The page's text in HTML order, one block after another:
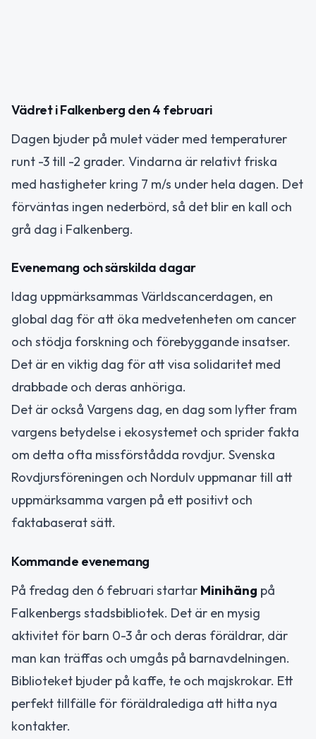
Vädret i Falkenberg den 4 februari
Dagen bjuder på mulet väder med temperaturer
runt -3 till -2 grader. Vindarna är relativt friska
med hastigheter kring 7 m/s under hela dagen. Det
förväntas ingen nederbörd, så det blir en kall och
grå dag i Falkenberg.
Evenemang och särskilda dagar
Idag uppmärksammas Världscancerdagen, en
global dag för att öka medvetenheten om cancer
och stödja forskning och förebyggande insatser.
Det är en viktig dag för att visa solidaritet med
drabbade och deras anhöriga.
Det är också Vargens dag, en dag som lyfter fram
vargens betydelse i ekosystemet och sprider fakta
om detta ofta missförstådda rovdjur. Svenska
Rovdjursföreningen och Nordulv uppmanar till att
uppmärksamma vargen på ett positivt och
faktabaserat sätt.
Kommande evenemang
På fredag den 6 februari startar Minihäng på
Falkenbergs stadsbibliotek. Det är en mysig
aktivitet för barn 0-3 år och deras föräldrar, där
man kan träffas och umgås på barnavdelningen.
Biblioteket bjuder på kaffe, te och majskrokar. Ett
perfekt tillfälle för föräldralediga att hitta nya
kontakter.